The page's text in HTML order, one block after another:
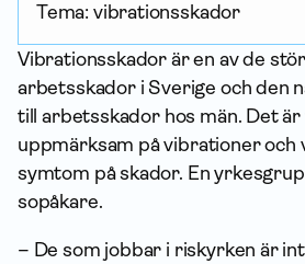
Tema: vibrationsskador
Vibrationsskador är en av de
arbets­skador i Sverige och den
till arbets­skador hos män. Det
uppmärksam på vibrationer och
symtom på skador. En
sopåkare.
– De som jobbar i riskyrken är